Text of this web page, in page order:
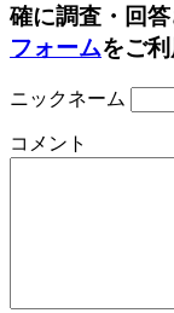
確に調査・回答
フォームをご利
ニックネーム
コメント